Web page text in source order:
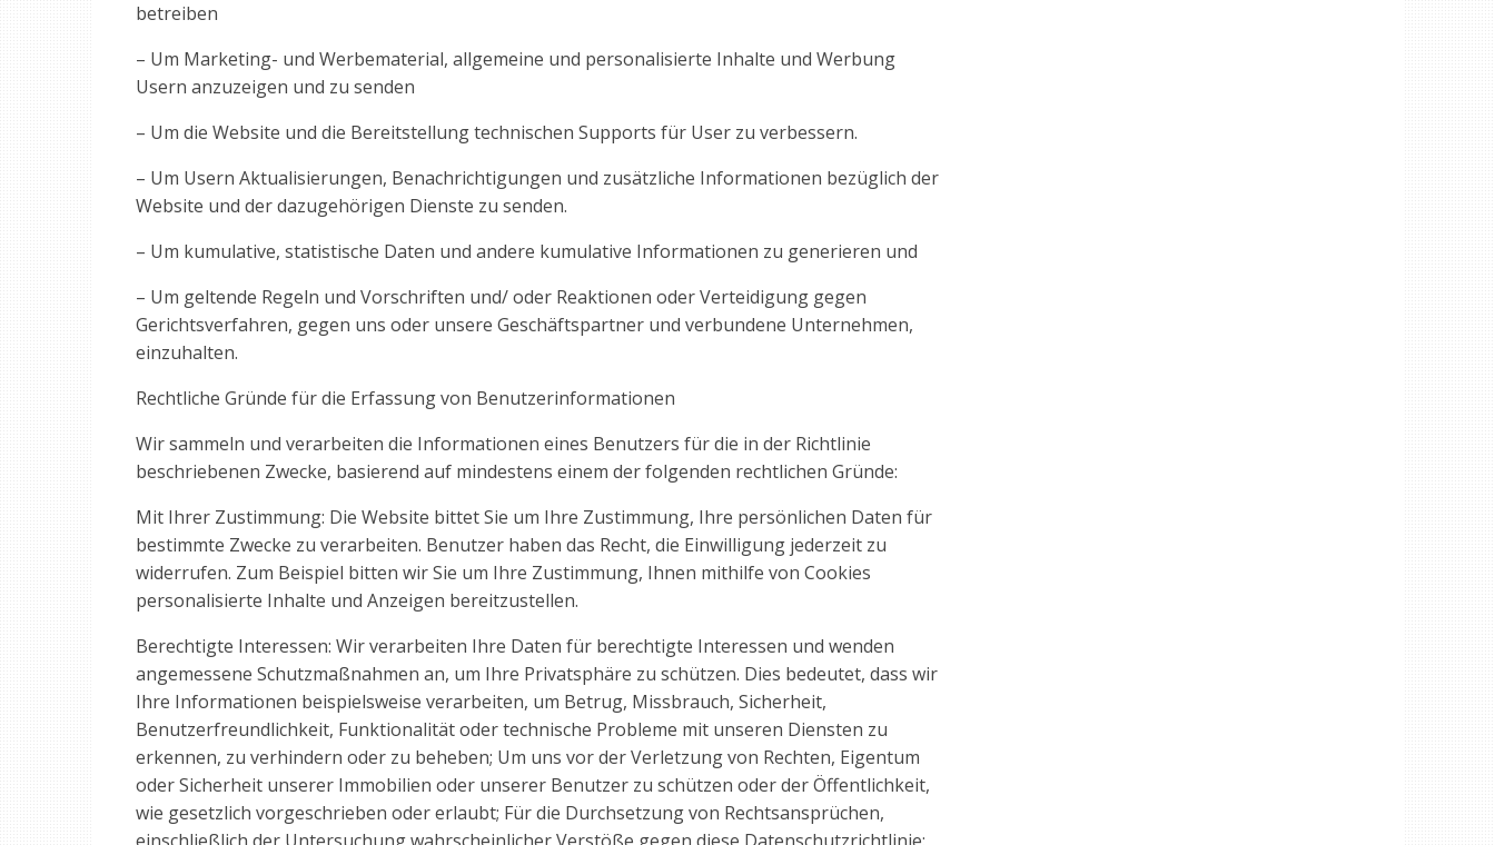
betreiben
– Um Marketing- und Werbematerial, allgemeine und personalisierte Inhalte und Werbung
Usern anzuzeigen und zu senden
– Um die Website und die Bereitstellung technischen Supports für User zu verbessern.
– Um Usern Aktualisierungen, Benachrichtigungen und zusätzliche Informationen bezüglich der
Website und der dazugehörigen Dienste zu senden.
– Um kumulative, statistische Daten und andere kumulative Informationen zu generieren und
– Um geltende Regeln und Vorschriften und/ oder Reaktionen oder Verteidigung gegen
Gerichtsverfahren, gegen uns oder unsere Geschäftspartner und verbundene Unternehmen,
einzuhalten.
Rechtliche Gründe für die Erfassung von Benutzerinformationen
Wir sammeln und verarbeiten die Informationen eines Benutzers für die in der Richtlinie
beschriebenen Zwecke, basierend auf mindestens einem der folgenden rechtlichen Gründe:
Mit Ihrer Zustimmung: Die Website bittet Sie um Ihre Zustimmung, Ihre persönlichen Daten für
bestimmte Zwecke zu verarbeiten. Benutzer haben das Recht, die Einwilligung jederzeit zu
widerrufen. Zum Beispiel bitten wir Sie um Ihre Zustimmung, Ihnen mithilfe von Cookies
personalisierte Inhalte und Anzeigen bereitzustellen.
Berechtigte Interessen: Wir verarbeiten Ihre Daten für berechtigte Interessen und wenden
angemessene Schutzmaßnahmen an, um Ihre Privatsphäre zu schützen. Dies bedeutet, dass wir
Ihre Informationen beispielsweise verarbeiten, um Betrug, Missbrauch, Sicherheit,
Benutzerfreundlichkeit, Funktionalität oder technische Probleme mit unseren Diensten zu
erkennen, zu verhindern oder zu beheben; Um uns vor der Verletzung von Rechten, Eigentum
oder Sicherheit unserer Immobilien oder unserer Benutzer zu schützen oder der Öffentlichkeit,
wie gesetzlich vorgeschrieben oder erlaubt; Für die Durchsetzung von Rechtsansprüchen,